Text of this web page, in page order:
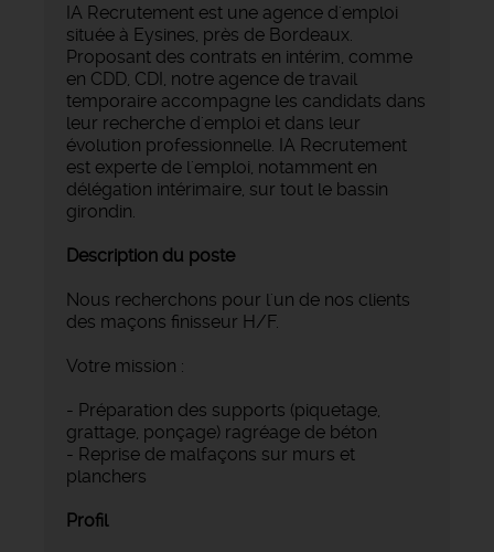
IA Recrutement est une agence d'emploi
située à Eysines, près de Bordeaux.
Proposant des contrats en intérim, comme
en CDD, CDI, notre agence de travail
temporaire accompagne les candidats dans
leur recherche d'emploi et dans leur
évolution professionnelle. IA Recrutement
est experte de l'emploi, notamment en
délégation intérimaire, sur tout le bassin
girondin.
Description du poste
Nous recherchons pour l'un de nos clients
des maçons finisseur H/F.
Votre mission :
- Préparation des supports (piquetage,
grattage, ponçage) ragréage de béton
- Reprise de malfaçons sur murs et
planchers
Profil